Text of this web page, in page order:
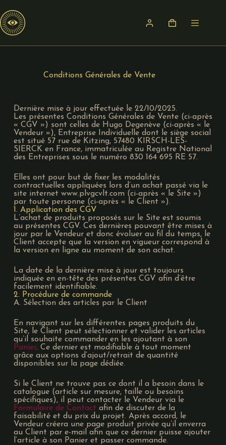
Conditions Générales de Vente
Dernière mise à jour effectuée le 22/10/2025.
Les présentes Conditions Générales de Vente (ci-après
« CGV ») sont celles de Hugo Degenève (ci-après « le
Vendeur »), Entreprise Individuelle dont le siège social
est situé 57 rue de Kitzing, 57480 KIRSCH-LES-
SIERCK en France, immatriculée au Registre National
des Entreprises sous le numéro 830 164 695 RE 57.
Elles ont pour but de fixer les modalités
contractuelles appliquées lors d’un achat passé via le
site internet www.plvgcvlt.com (ci-après « le Site »)
par toute personne (ci-après « le Client »).
1. Application des CGV
L’achat de produits proposés sur le Site est soumis
au présentes CGV. Ces dernières pouvant être mises à
jour par le Vendeur et donc évoluer au fil du temps, le
Client accepte que la version en vigueur correspond à
la version en ligne au moment de son achat.
La date de la dernière mise à jour est toujours
indiquée en en-tête des présentes CGV afin d’être
facilement identifiable.
2. Procédure de commande
A. Sélection des articles par le Client
En navigant sur les différentes pages produits du
Site, le Client peut sélectionner et valider les articles
qu’il souhaite commander en les ajoutant à son
Panier. Ce dernier est modifiable à tout moment
grâce aux options d’ajout/retrait de quantité
disponibles sur la page dédiée.
Si le Client ne trouve pas ce dont il a besoin dans le
catalogue (article sur mesure, taille ou besoins
spécifiques), il peut contacter le Vendeur via le
Formulaire de Contact afin de discuter de la
faisabilité et du prix du projet. Après accord, le
Vendeur créera une page produit privée qu’il enverra
au Client par e-mail afin que ce dernier puisse ajouter
l’article à son Panier et passer commande.